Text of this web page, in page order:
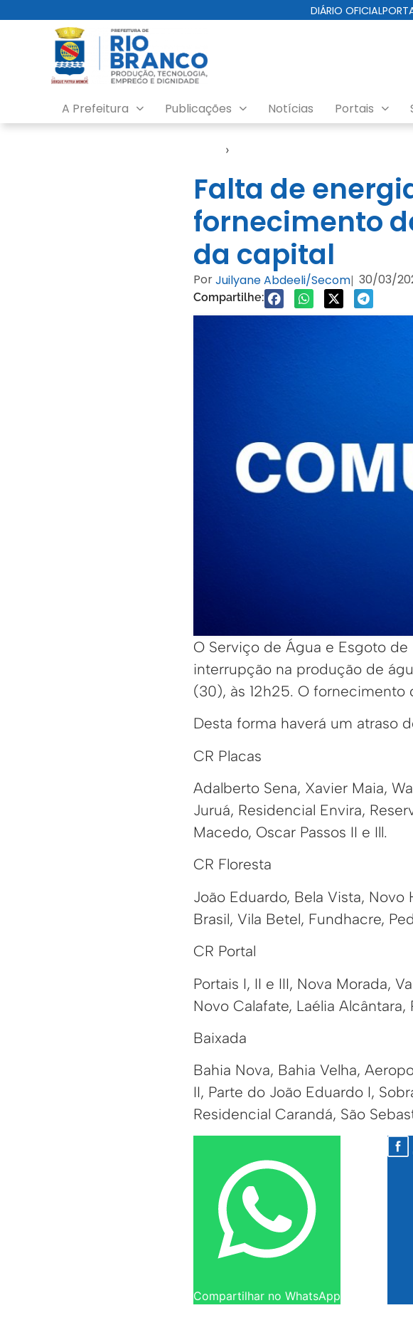
DIÁRIO OFICIAL
A Prefeitura Publicações Notícias Portais
›
Falta de
fornecimento
da capital
PorJuilyane Abdeeli/Secom| 30/03/
Compartilhe:
O Serviço de Água e Esgoto
interrupção na produção de
(30), às 12h25. O fornecimento
Desta forma haverá um atraso
CR Placas
Adalberto Sena, Xavier Maia,
Juruá, Residencial Envira,
Macedo, Oscar Passos II e Ill.
CR Floresta
João Eduardo, Bela Vista,
Brasil, Vila Betel, Fundhacre,
CR Portal
Portais I, II e III, Nova Morada,
Novo Calafate, Laélia
Baixada
Bahia Nova, Bahia Velha,
II, Parte do João Eduardo I,
Residencial Carandá, São
Compartilhar no WhatsApp